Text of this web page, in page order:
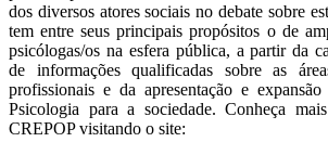
dos diversos atores sociais no debate sobre
tem entre seus principais propósitos o de
psicólogas/os na esfera pública, a partir da
de informações qualificadas sobre as
profissionais e da apresentação e
Psicologia para a sociedade. Conheça
CREPOP visitando o site: